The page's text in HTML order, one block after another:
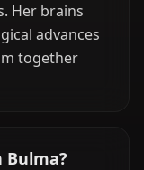
Her brains
advances
together